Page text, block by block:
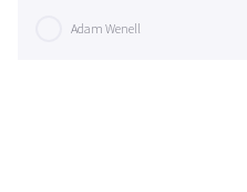
Adam Wenell